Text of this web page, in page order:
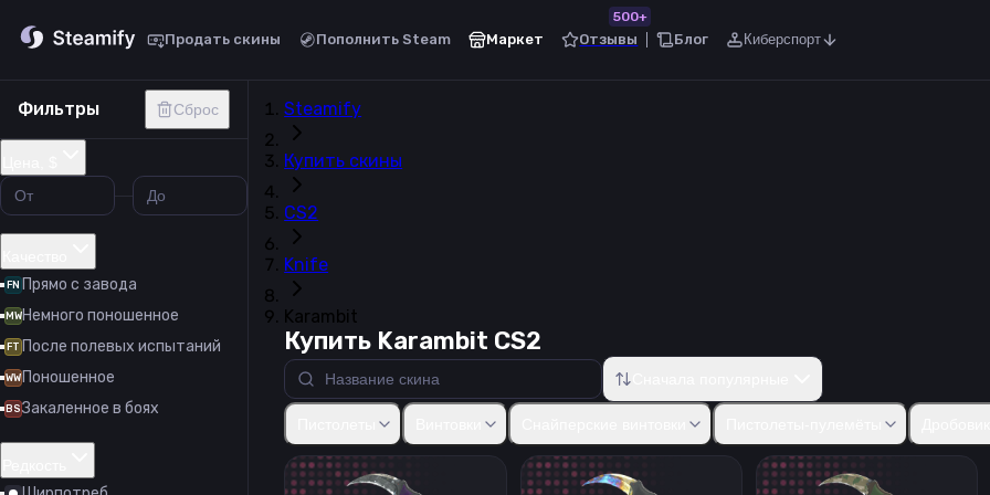
Продать скины Пополнить Steam Маркет Отзывы
500+
Блог Киберспорт
Фильтры Сброс
FN Прямо с завода
MW Немного поношенное
FT После полевых испытаний
WW Поношенное
BS Закаленное в боях
Steamify
Купить скины
CS2
Knife
Karambit
Купить Karambit CS2
Glock-18USP-SP2000P250Five-SeveNTec-9CZ75-AutoDual BerettasDesert EagleR8